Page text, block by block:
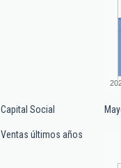
Capital Social
Ventas últimos años